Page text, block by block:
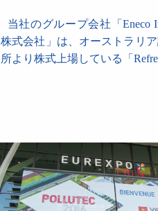
当社のグループ会社「Eneco
株式会社」は、オーストラリア
所より株式上場している「